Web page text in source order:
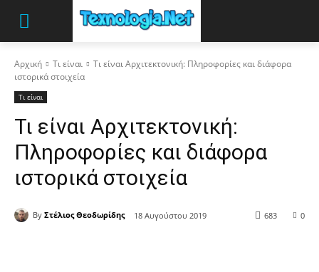
Αρχική Τι είναι
Τι είναι Αρχιτεκτονική: Πληροφορίες και διάφορα
ιστορικά στοιχεία
Τι είναι
Τι είναι Αρχιτεκτονική:
Πληροφορίες και διάφορα
ιστορικά στοιχεία
By Στέλιος Θεοδωρίδης 18 Αυγούστου 2019 0
683